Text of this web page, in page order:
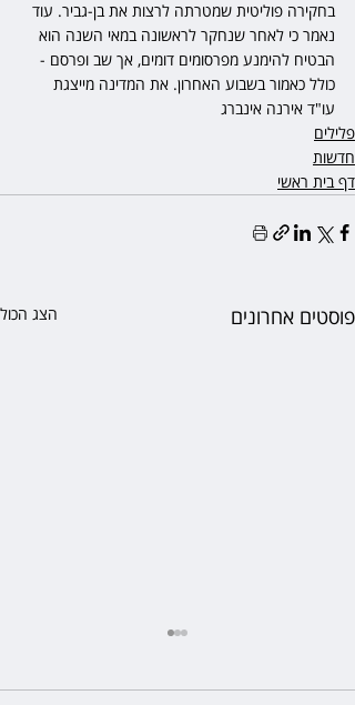
בחקירה פוליטית שמטרתה לרצות את בן-גביר. עוד
נאמר כי לאחר שנחקר לראשונה במאי השנה הוא
הבטיח להימנע מפרסומים דומים, אך שב ופרסם -
כולל כאמור בשבוע האחרון. את המדינה מייצגת
עו"ד אירנה אינברג
פלילים
חדשות
דף בית ראשי
פוסטים אחרונים הצג הכול